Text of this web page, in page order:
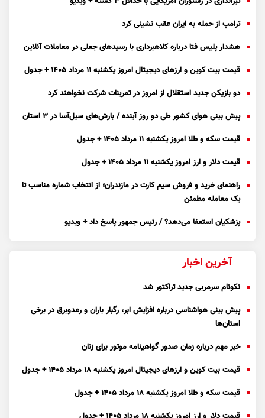
ترامپ از حمله به ایران عقب نشینی کرد
هشدار پلیس فتا درباره کلاهبرداری با رسید‌های جعلی در معاملات آنلاین
قیمت بیت کوین و ارز‌های دیجیتال امروز یکشنبه ۱۱ مرداد ۱۴۰۵ + جدول
دو بازیکن جدید استقلال از امروز در تمرینات شرکت نخواهند کرد
پیش بینی هوای کشور طی دو روز آینده / بارش‌های سیل‌آسا در ۳ استان
قیمت سکه و طلا امروز یکشنبه ۱۱ مرداد ۱۴۰۵ + جدول
قیمت دلار و ارز امروز یکشنبه ۱۱ مرداد ۱۴۰۵ + جدول
راهنمای خرید و فروش سیم کارت در مازندران؛ از انتخاب شماره مناسب تا
یک معامله مطمئن
پزشکیان استعفا می‌دهد؟ / رئیس جمهور پاسخ داد + ویدیو
آخرین اخبار
نکونام سرمربی جدید تراکتور شد
پیش بینی هواشناسی درباره افزایش ابر، رگبار باران و رعدوبرق در برخی
استان‌ها
خبر مهم درباره زمان صدور گواهینامه موتور برای زنان
قیمت بیت کوین و ارز‌های دیجیتال امروز یکشنبه ۱۸ مرداد ۱۴۰۵ + جدول
قیمت سکه و طلا امروز یکشنبه ۱۸ مرداد ۱۴۰۵ + جدول